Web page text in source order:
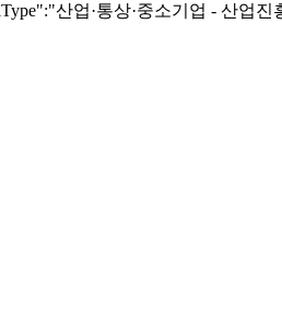
산업·통상·중소기업 - 산업진